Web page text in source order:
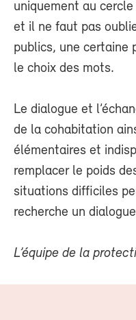
uniquement au
et il ne faut pas
publics, une certaine
le choix des mots.
Le dialogue et
de la cohabitation
élémentaires et
remplacer le poids
situations difficiles
recherche un
L’équipe de la